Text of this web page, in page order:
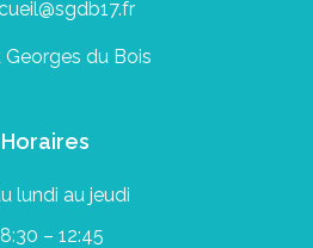
Georges du Bois
Horaires
lundi au jeudi
– 12:45